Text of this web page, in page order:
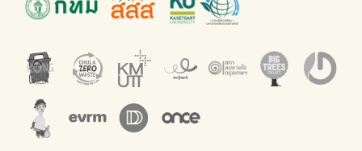
Net Zero Carbon
The Sustainment
การบริหารองค์กรเพื่อสังคมและสิ่งแวดล้อม
WonWon
รวมร้านซ่อมใกล้บ้านคุณ
Bike for Everyone
Green map
มือวิเศษกรุงเทพ
บริจาคขยะไปอัพไซเคิลเป็นชุดพนักงานกวาดถนน
WonWon
รวมร้านซ่อมใกล้บ้านคุณ